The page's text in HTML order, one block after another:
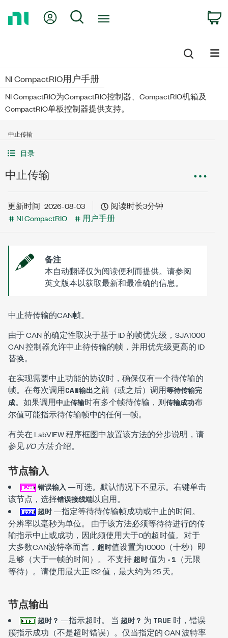
My Account
Search
NI CompactRIO用户手册
NI CompactRIO为CompactRIO控制器、CompactRIO机箱及
CompactRIO单板控制器提供支持。
中止传输
目录
中止传输
更新时间 2026-08-03
阅读时长3分钟
NI CompactRIO
用户手册
备注
本自动翻译仅为阅读便利而提供。请参阅
英文版本以获取最新和最准确的信息。
中止待传输的CAN帧。
由于 CAN 的确定性取决于基于 ID 的帧优先级，SJA1000
CAN 控制器允许中止待传输的帧，并用优先级更高的 ID
替换。
在实现需要中止功能的协议时，确保仅有一个待传输的
帧。在每次调用CAN输出之前（或之后）调用等待传输完
成。如果调用中止传输时有多个帧待传输，则传输成功布
尔值可能指示待传输帧中的任何一帧。
有关在 LabVIEW 程序框图中放置该方法的分步说明，请
参见I/O 方法介绍。
节点输入
错误输入 —可选。默认情况下不显示。右键单击
该节点，选择错误接线端以启用。
超时—指定等待待传输帧成功或中止的时间。
分辨率以毫秒为单位。 由于该方法必须等待待进行的传
输指示中止或成功，因此须使用大于0的超时值。对于
大多数CAN波特率而言， 超时值设置为10000（十秒）即
足够（大于一帧的时间）。 不支持超时值为 -1 （无限
等待）。请使用最大正 I32 值，最大约为 25 天。
节点输出
超时？ —指示超时。 当 超时？ 为 TRUE 时，错误
簇指示成功（不是超时错误）。仅当指定的 CAN 波特率